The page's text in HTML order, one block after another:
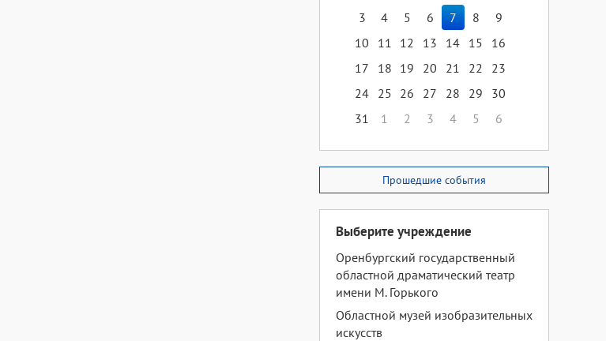
3
4 5 6 7 8
9
10
11 12 13 14 15
16
17
18 19 20 21 22
23
24 25 26 27 28 29
30
31
1 2 3 4 5 6
Прошедшие события
Выберите учреждение
Оренбургский государственный
областной драматический театр
имени М. Горького
Областной музей изобразительных
искусств